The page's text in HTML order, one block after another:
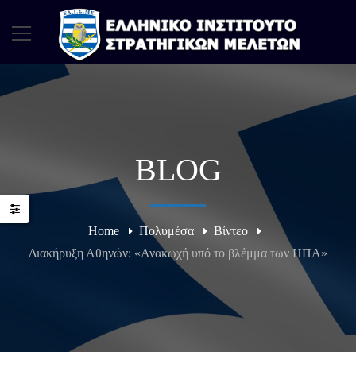
BLOG
Home Πολυμέσα
Βίντεο
Διακήρυξη Αθηνών: «Ανακωχή υπό το βλέμμα των ΗΠΑ»